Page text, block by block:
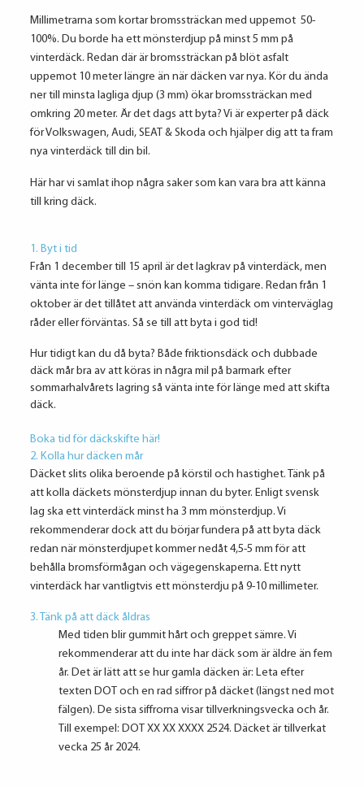
Millimetrarna som kortar bromssträckan med uppemot 50-
100%. Du borde ha ett mönsterdjup på minst 5 mm på
vinterdäck. Redan där är bromssträckan på blöt asfalt
uppemot 10 meter längre än när däcken var nya. Kör du ända
ner till minsta lagliga djup (3 mm) ökar bromssträckan med
omkring 20 meter. Är det dags att byta? Vi är experter på däck
för Volkswagen, Audi, SEAT & Skoda och hjälper dig att ta fram
nya vinterdäck till din bil.
Här har vi samlat ihop några saker som kan vara bra att känna
till kring däck.
1. Byt i tid
Från 1 december till 15 april är det lagkrav på vinterdäck, men
vänta inte för länge – snön kan komma tidigare. Redan från 1
oktober är det tillåtet att använda vinterdäck om vinterväglag
råder eller förväntas. Så se till att byta i god tid!
Hur tidigt kan du då byta? Både friktionsdäck och dubbade
däck mår bra av att köras in några mil på barmark efter
sommarhalvårets lagring så vänta inte för länge med att skifta
däck.
Boka tid för däckskifte här!
2. Kolla hur däcken mår
Däcket slits olika beroende på körstil och hastighet. Tänk på
att kolla däckets mönsterdjup innan du byter. Enligt svensk
lag ska ett vinterdäck minst ha 3 mm mönsterdjup. Vi
rekommenderar dock att du börjar fundera på att byta däck
redan när mönsterdjupet kommer nedåt 4,5-5 mm för att
behålla bromsförmågan och vägegenskaperna. Ett nytt
vinterdäck har vantligtvis ett mönsterdju på 9-10 millimeter.
3. Tänk på att däck åldras
Med tiden blir gummit hårt och greppet sämre. Vi
rekommenderar att du inte har däck som är äldre än fem
år. Det är lätt att se hur gamla däcken är: Leta efter
texten DOT och en rad siffror på däcket (längst ned mot
fälgen). De sista siffrorna visar tillverkningsvecka och år.
Till exempel: DOT XX XX XXXX 2524. Däcket är tillverkat
vecka 25 år 2024.